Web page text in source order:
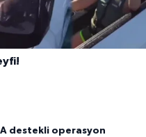
destekli operasyon